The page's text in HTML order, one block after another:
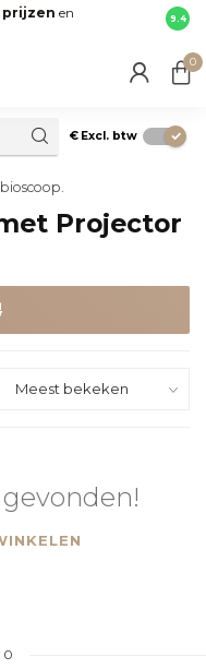
prijzen en
direct
9.4
0
€ Excl. btw
Projector
0